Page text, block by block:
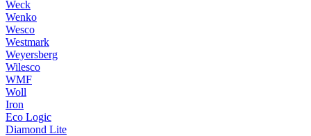
Weck
Wenko
Wesco
Westmark
Weyersberg
Wilesco
WMF
Woll
Iron
Eco Logic
Diamond Lite